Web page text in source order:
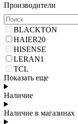
Производители
BLACKTON
HAIER20
HISENSE
LERAN1
TCL
Показать еще
Наличие
Наличие в магазинах